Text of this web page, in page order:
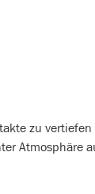
zu
Atmosphäre